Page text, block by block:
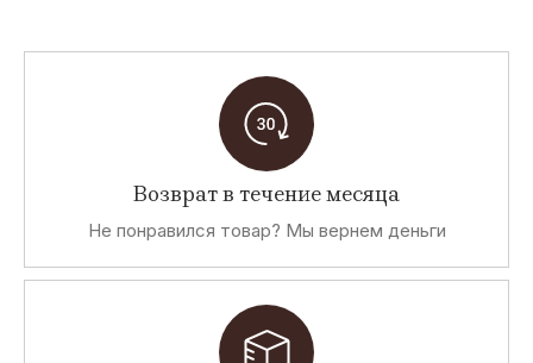
Возврат в течение месяца
Не понравился товар? Мы вернем деньги